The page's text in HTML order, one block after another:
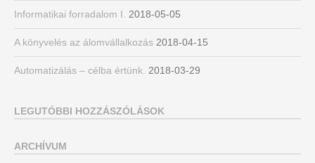
Informatikai forradalom I. 2018-05-05
A könyvelés az álomvállalkozás 2018-04-15
Automatizálás – célba értünk. 2018-03-29
LEGUTÓBBI HOZZÁSZÓLÁSOK
ARCHÍVUM